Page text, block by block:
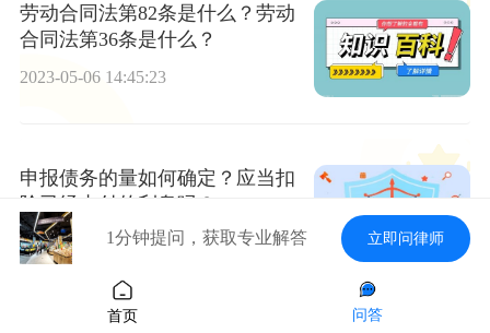
劳动合同法第82条是什么？劳动
合同法第36条是什么？
2023-05-06 14:45:23
申报债务的量如何确定？应当扣
除已经支付的利息吗？
2023-05-06 14:45:231分钟提问，获取专业解答 立即问律师
首页 问答